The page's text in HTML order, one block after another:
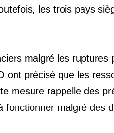
les trois pays
malgré les ruptures
ont précisé que les
mesure rappelle des
malgré des